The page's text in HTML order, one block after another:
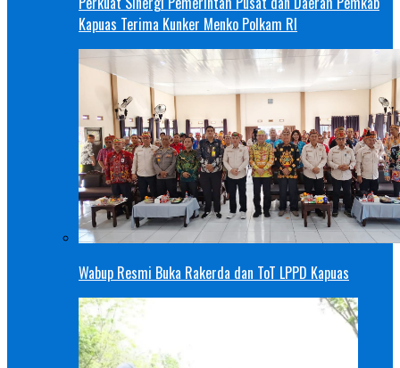
Kapuas Terima Kunker Menko Polkam RI
Wabup Resmi Buka Rakerda dan ToT LPPD Kapuas